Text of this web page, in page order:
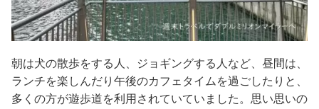
朝は犬の散歩をする人、ジョギングする人など、昼間は、
ランチを楽しんだり午後のカフェタイムを過ごしたりと、
多くの方が遊歩道を利用されていていました。思い思いの